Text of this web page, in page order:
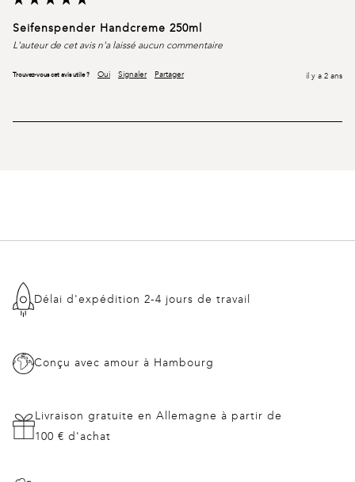
Seifenspender Handcreme 250ml
L'auteur de cet avis n'a laissé aucun commentaire
Trouvez-vous cet avis utile ? Oui Signaler Partager il y a 2 ans
Délai d'expédition 2-4 jours de travail
Conçu avec amour à Hambourg
Livraison gratuite en Allemagne à partir de
100 € d'achat